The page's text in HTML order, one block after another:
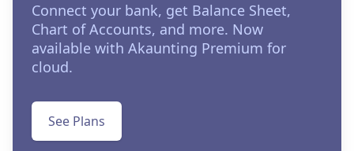
Connect your bank, get Balance Sheet,
Chart of Accounts, and more. Now
available with Akaunting Premium for
cloud.
See Plans